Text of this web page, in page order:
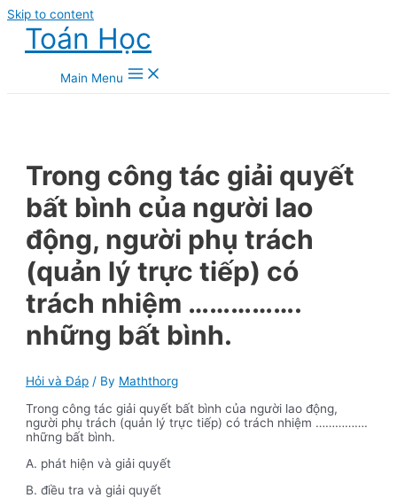
Skip to content
Toán Học
Main Menu
Trong công tác giải quyết
bất bình của người lao
động, người phụ trách
(quản lý trực tiếp) có
trách nhiệm …………….
những bất bình.
Hỏi và Đáp / By Maththorg
Trong công tác giải quyết bất bình của người lao động,
người phụ trách (quản lý trực tiếp) có trách nhiệm …………….
những bất bình.
A. phát hiện và giải quyết
B. điều tra và giải quyết